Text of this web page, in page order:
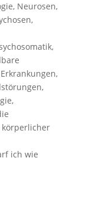
Neurosen,
ich wie